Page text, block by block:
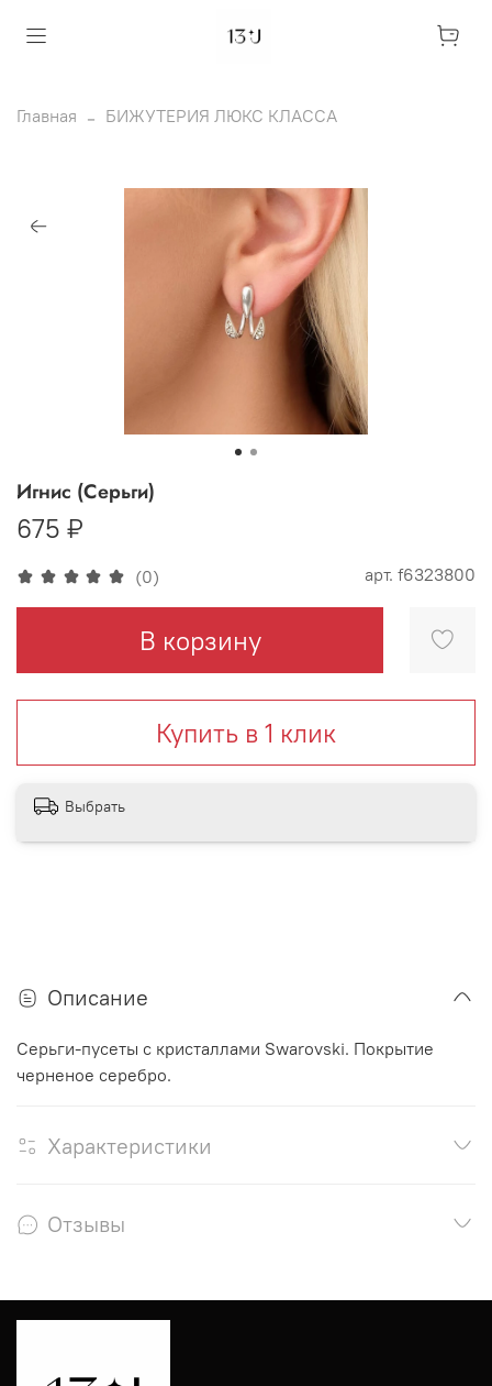
Главная БИЖУТЕРИЯ ЛЮКС КЛАССА
(0) арт. f6323800
Игнис (Серьги)
675 ₽
В корзину
Купить в 1 клик
Выбрать
Описание
Серьги-пусеты с кристаллами Swarovski. Покрытие
черненое серебро.
Характеристики
Отзывы